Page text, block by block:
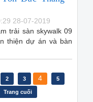
28-07-2019
trải sàn skywalk 09
thiện dự án và bàn
2 3 4 5
Trang cuối